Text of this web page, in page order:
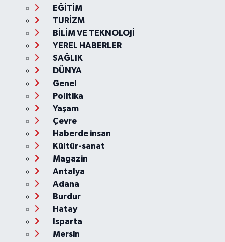
EĞİTİM
TURİZM
BİLİM VE TEKNOLOJİ
YEREL HABERLER
SAĞLIK
DÜNYA
Genel
Politika
Yaşam
Çevre
Haberde insan
Kültür-sanat
Magazin
Antalya
Adana
Burdur
Hatay
Isparta
Mersin